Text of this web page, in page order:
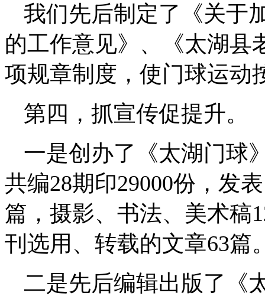
我们先后制定了《关于
的工作意见》、《太湖县
项规章制度，使门球运动
第四，抓宣传促提升。
一是创办了《太湖门球
共编28期印29000份，发
篇，摄影、书法、美术稿1
刊选用、转载的文章63篇
二是先后编辑出版了《